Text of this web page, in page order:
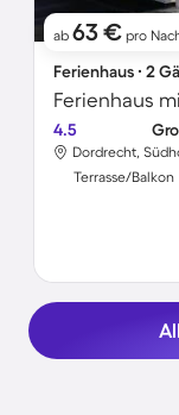
ab 63 € pro
Ferienhaus ∙ 2
Ferienhaus
4.5
Dordrecht,
Terrasse/Balkon